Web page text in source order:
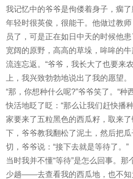
我记忆中的爷爷是佝偻着身子，瘸
年轻时很英俊，很能干。他做过教
员了，可是正在如日中天的时候他
宽阔的原野，高高的草垛，哞哞的
流连忘返。“爷爷，我长大了也要来
上，我兴致勃勃地说出了我的愿望。
“那，你想种什么呢?”爷爷笑了。“种
快活地眨了眨：“那么让我们赶快播
家要来了五粒黑色的西瓜籽，取来
下，爷爷教我翻松了泥土，然后把
切，爷爷说：“接下去就是等待了。”
当时我并不懂“等待”是怎么回事。
少趟——去查看我的西瓜地，也不知